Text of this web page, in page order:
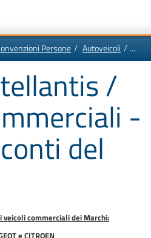
Persone Autoveicoli
/
-
del
veicoli commerciali dei Marchi:
e CITROEN